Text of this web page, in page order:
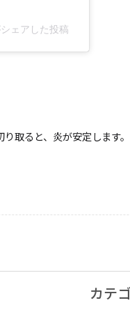
装飾用
ェアした投稿
取ると、炎が安定します。
カテ